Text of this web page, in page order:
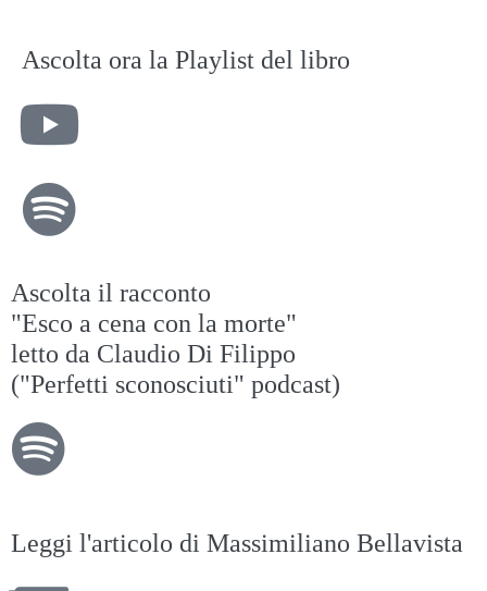
Ascolta ora la Playlist del libro
Ascolta il racconto
"Esco a cena con la morte"
letto da Claudio Di Filippo
("Perfetti sconosciuti" podcast)
Leggi l'articolo di Massimiliano Bellavista